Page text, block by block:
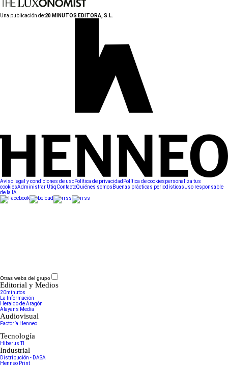
Una publicación de:20 MINUTOS EDITORA, S.L.
Aviso legal y condiciones de usoPolítica de privacidad Política de cookiespersonaliza tus
cookiesAdministrar UtiqContactoQuiénes somos Buenas prácticas periodísticasUso responsable
de la IA
Otras webs del grupo
Editorial y Medios
20minutos
La Información
Heraldo de Aragón
Alayans Media
Audiovisual
Factoría Henneo
Tecnología
Hiberus TI
Industrial
Distribución - DASA
Henneo Print